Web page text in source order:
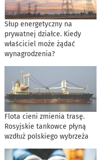
Słup energetyczny na
prywatnej działce. Kiedy
właściciel może żądać
wynagrodzenia?
Flota cieni zmienia trasę.
Rosyjskie tankowce płyną
wzdłuż polskiego wybrzeża